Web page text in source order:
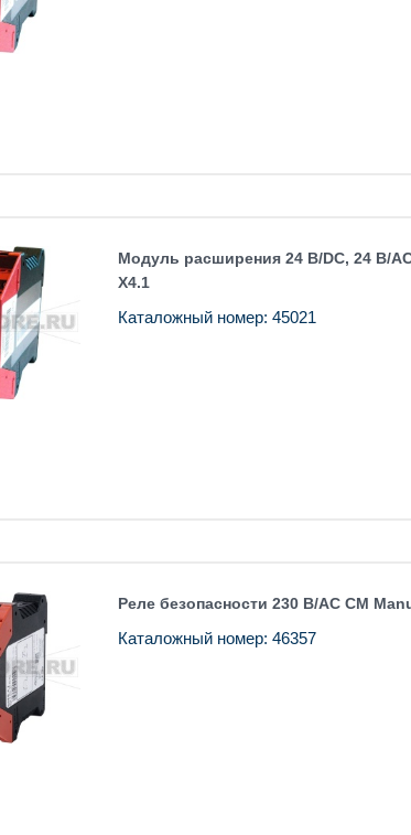
Модуль расширения 24 В/DC, 24 В/
X4.1
Каталожный номер: 45021
Реле безопасности 230 В/AC CM
Каталожный номер: 46357